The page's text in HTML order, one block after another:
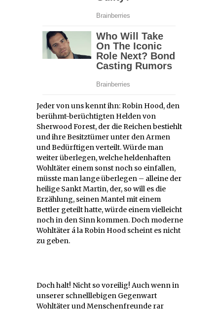
Jeder von uns kennt ihn: Robin Hood, den
berühmt-berüchtigten Helden von
Sherwood Forest, der die Reichen bestiehlt
und ihre Besitztümer unter den Armen
und Bedürftigen verteilt. Würde man
weiter überlegen, welche heldenhaften
Wohltäter einem sonst noch so einfallen,
müsste man lange überlegen – alleine der
heilige Sankt Martin, der, so will es die
Erzählung, seinen Mantel mit einem
Bettler geteilt hatte, würde einem vielleicht
noch in den Sinn kommen. Doch moderne
Wohltäter á la Robin Hood scheint es nicht
zu geben.
Doch halt! Nicht so voreilig! Auch wenn in
unserer schnelllebigen Gegenwart
Wohltäter und Menschenfreunde rar